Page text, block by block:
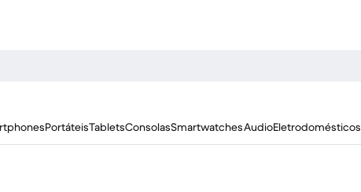
PortáteisTabletsConsolasSmartwatchesAudioEletrodomésticos